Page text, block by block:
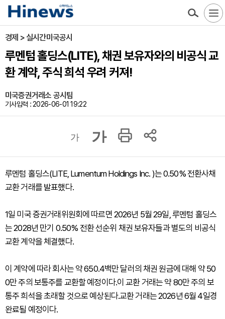
경제 > 실시간미국공시
루멘텀 홀딩스(LITE), 채권 보유자와의 비공식 교
환 계약, 주식 희석 우려 커져!
미국증권거래소 공시팀
기사입력 : 2026-06-01 19:22
가 가
루멘텀 홀딩스(LITE, Lumentum Holdings Inc. )는 0.50% 전환사채
교환 거래를 발표했다.
1일 미국 증권거래위원회에 따르면 2026년 5월 29일, 루멘텀 홀딩스
는 2028년 만기 0.50% 전환 선순위 채권 보유자들과 별도의 비공식
교환 계약을 체결했다.
이 계약에 따라 회사는 약 650.4백만 달러의 채권 원금에 대해 약 50
0만 주의 보통주를 교환할 예정이다.이 교환 거래는 약 80만 주의 보
통주 희석을 초래할 것으로 예상된다.교환 거래는 2026년 6월 4일경
완료될 예정이다.